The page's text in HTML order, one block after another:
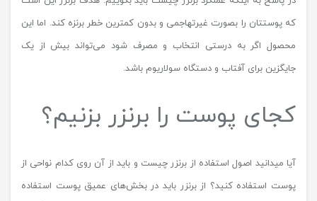
که پوستتان را بصورت غیرتهاجمی و بدون کمترین خطر برنزه کند. اما این
محصول اگر به درستی انتخاب و مصرف شود می‌تواند بیش از یک
جایگزین برای آفتاب و دستگاه سولاریوم باشد.
کجای پوست را برنزر بزنیم؟
آیا میدانید اصول استفاده از برنزر چیست و باید از آن روی کدام نواحی از
پوست استفاده کنید؟ از برنزر باید در بخش‌های عمیق پوست استفاده